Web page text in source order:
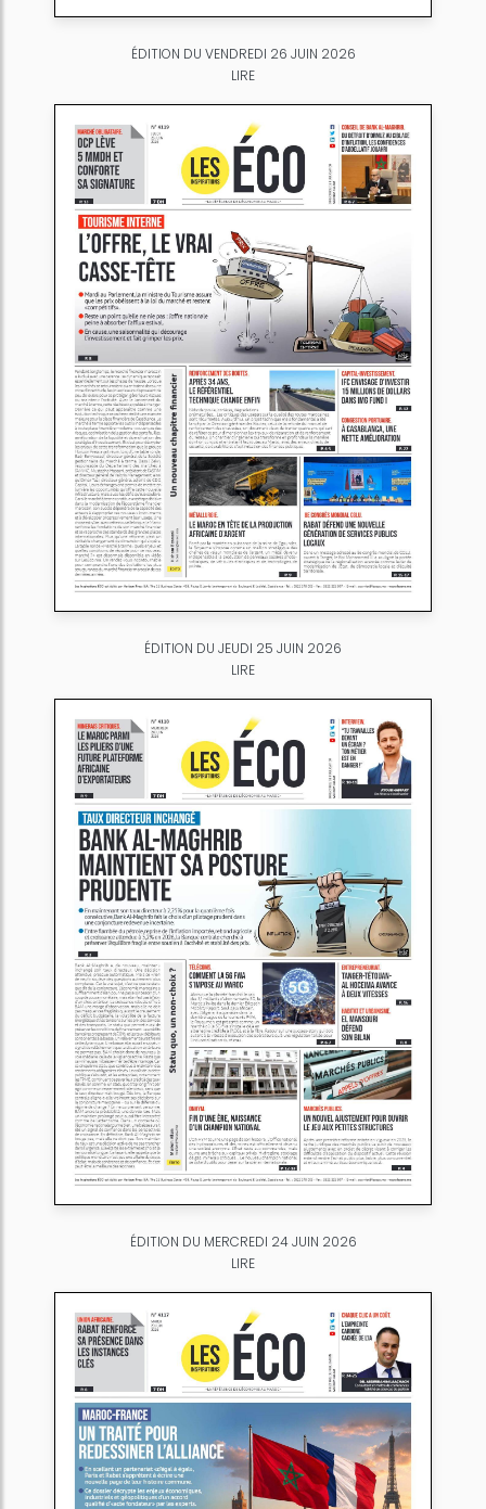
ÉDITION DU VENDREDI 26 JUIN 2026
LIRE
ÉDITION DU JEUDI 25 JUIN 2026
LIRE
ÉDITION DU MERCREDI 24 JUIN 2026
LIRE